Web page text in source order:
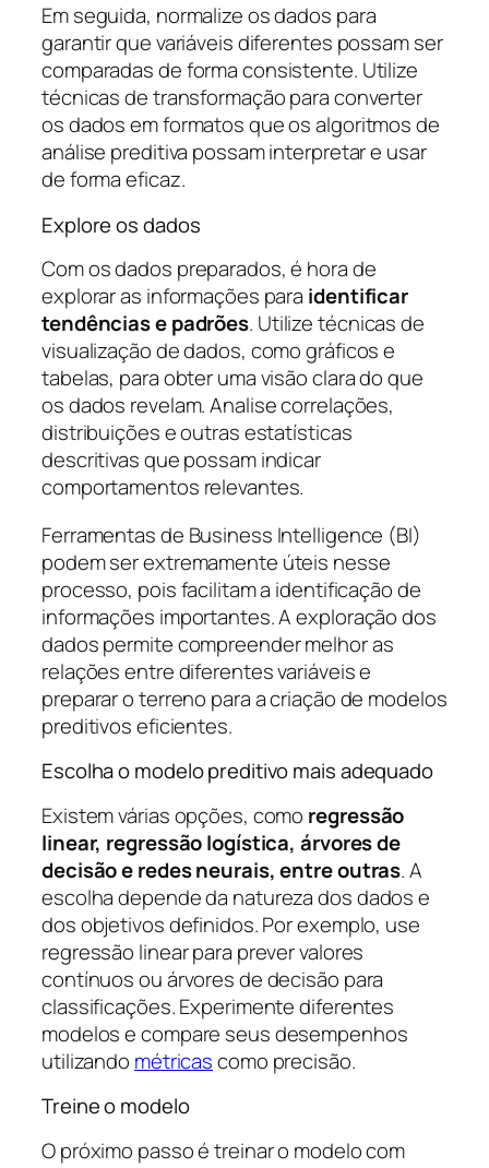
Em seguida, normalize os dados para
garantir que variáveis diferentes possam ser
comparadas de forma consistente. Utilize
técnicas de transformação para converter
os dados em formatos que os algoritmos de
análise preditiva possam interpretar e usar
de forma eficaz.
Explore os dados
Com os dados preparados, é hora de
explorar as informações para identificar
tendências e padrões. Utilize técnicas de
visualização de dados, como gráficos e
tabelas, para obter uma visão clara do que
os dados revelam. Analise correlações,
distribuições e outras estatísticas
descritivas que possam indicar
comportamentos relevantes.
Ferramentas de Business Intelligence (BI)
podem ser extremamente úteis nesse
processo, pois facilitam a identificação de
informações importantes. A exploração dos
dados permite compreender melhor as
relações entre diferentes variáveis e
preparar o terreno para a criação de modelos
preditivos eficientes.
Escolha o modelo preditivo mais adequado
Existem várias opções, como regressão
linear, regressão logística, árvores de
decisão e redes neurais, entre outras. A
escolha depende da natureza dos dados e
dos objetivos definidos. Por exemplo, use
regressão linear para prever valores
contínuos ou árvores de decisão para
classificações. Experimente diferentes
modelos e compare seus desempenhos
utilizando métricascomo precisão.
Treine o modelo
O próximo passo é treinar o modelo com